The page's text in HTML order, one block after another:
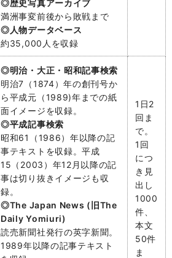
◎歴史写真アーカイブ
満洲事変前後から敗戦まで
◎人物データベース
約35,000人を収録
◎明治・大正・昭和記事検索
明治7（1874）年の創刊号か
ら平成元（1989)年までの紙
面イメージを収録。
◎平成記事検索
昭和61（1986）年以降の記
事テキストを収録。平成
15（2003）年12月以降の記
事は切り抜きイメージも収
録。
◎The Japan News (旧The
Daily Yomiuri)
読売新聞社発行の英字新聞。
1989年以降の記事テキスト
1日2
回ま
で。
1回
につ
き 見
出し
1000
件、
本文
50件
ま